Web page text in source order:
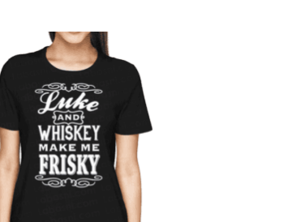
Ajouter
à la
wishlist